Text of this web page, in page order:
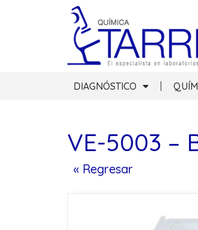
DIAGNÓSTICO
VE-5003 –
« Regresar